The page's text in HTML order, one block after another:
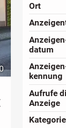
Ort
datum
kennung
Aufrufe
Anzeige
Kategorie